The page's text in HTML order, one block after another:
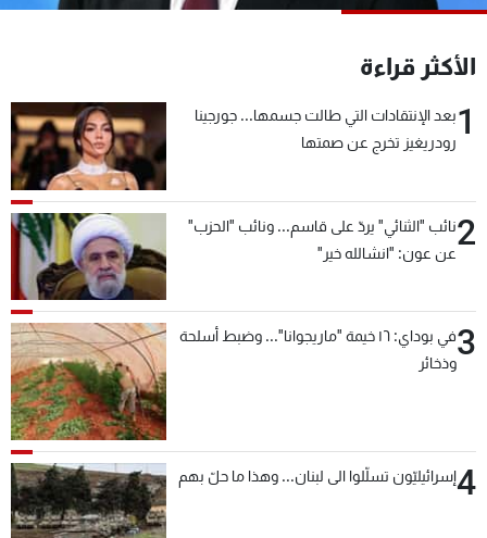
الأكثر قراءة
1بعد الإنتقادات التي طالت جسمها... جورجينا
رودريغيز تخرج عن صمتها
2نائب "الثنائي" يردّ على قاسم... ونائب "الحزب"
عن عون: "انشالله خير"
3
في بوداي: ١٦ خيمة "ماريجوانا"... وضبط أسلحة
وذخائر
4إسرائيليّون تسلّلوا الى لبنان... وهذا ما حلّ بهم
لاعلاناتكم